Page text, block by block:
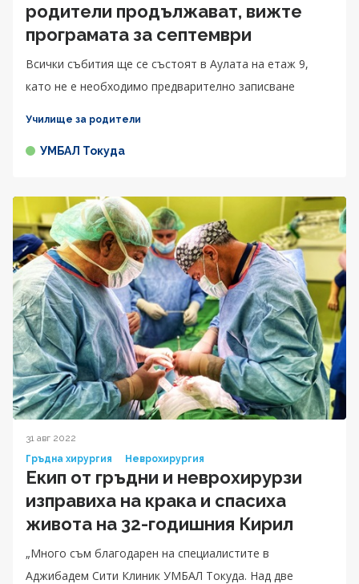
родители продължават, вижте
програмата за септември
Всички събития ще се състоят в Аулата на етаж 9,
като не е необходимо предварително записване
Училище за родители
УМБАЛ Токуда
31 авг 2022
Гръдна хирургия
Неврохирургия
Екип от гръдни и неврохирурзи
изправиха на крака и спасиха
живота на 32-годишния Кирил
„Много съм благодарен на специалистите в
Аджибадем Сити Клиник УМБАЛ Токуда. Над две